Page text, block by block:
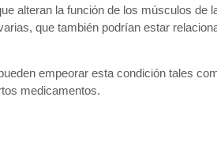
alteran la función de los músculos de
que también podrían estar
empeorar esta condición tales
medicamentos.